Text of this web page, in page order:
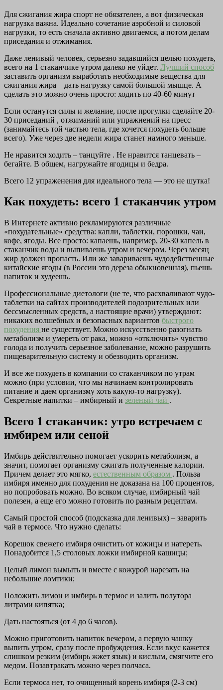
Для сжигания жира спорт не обязателен, а вот физическая
нагрузка важна. Идеально сочетание аэробной и силовой
нагрузки, то есть сначала активно двигаемся, а потом делам
приседания и отжимания.
Даже ленивый человек, серьезно задавшийся целью похудеть,
всего на 1 стаканчике утром далеко не уйдет. Лучший способ
заставить организм выработать необходимые вещества для
сжигания жира – дать нагрузку самой большой мышце. А
сделать это можно очень просто: ходить по 40-60 минут
Если останутся силы и желание, после прогулки сделайте 20-
30 приседаний , отжиманий или упражнений на пресс
(занимайтесь той частью тела, где хочется похудеть больше
всего). Уже через две недели жира станет намного меньше.
Не нравится ходить – танцуйте . Не нравится танцевать –
бегайте. В общем, нагружайте ягодицы и бедра.
Всего 12 упраженения для идеального тела — это не шутка!
Как похудеть: всего 1 стаканчик утром
В Интернете активно рекламируются различные
«похудательные» средства: капли, таблетки, порошки, чаи,
кофе, ягоды. Все просто: капаешь, например, 20-30 капель в
стаканчик воды и выпиваешь утром и вечером. Через месяц
жир должен пропасть. Или же завариваешь чудодейственные
китайские ягоды (в России это дереза обыкновенная), пьешь
напиток и худеешь.
Профессиональные диетологи (не те, что расхваливают чудо-
таблетки на сайтах производителей подозрительных или
бессмысленных средств, а настоящие врачи) утверждают:
никаких волшебных и безопасных вариантов быстрого
похудения не существует. Можно искусственно разогнать
метаболизм и умереть от рака, можно «отключить» чувство
голода и получить серьезное заболевание, можно разрушить
пищеварительную систему и обезводить организм.
И все же похудеть в компании со стаканчиком по утрам
можно (при условии, что мы начинаем контролировать
питание и даем организму хоть какую-то нагрузку).
Секретные напитки – имбирный и зеленый чай .
Всего 1 стаканчик: утро встречаем с
имбирем или сеной
Имбирь действительно помогает ускорить метаболизм, а
значит, помогает организму сжигать полученные калории.
Причем делает это мягко, естественным образом . Польза
имбиря именно для похудения не доказана на 100 процентов,
но попробовать можно. Во всяком случае, имбирный чай
полезен, а еще его можно готовить по разным рецептам.
Самый простой способ (подсказка для ленивых) – заварить
чай в термосе. Что нужно сделать:
Корешок свежего имбиря очистить от кожицы и натереть.
Понадобится 1,5 столовых ложки имбирной кашицы;
Целый лимон вымыть и вместе с кожурой нарезать на
небольшие ломтики;
Положить лимон и имбирь в термос и залить полутора
литрами кипятка;
Дать настояться (от 4 до 6 часов).
Можно приготовить напиток вечером, а первую чашку
выпить утром, сразу после пробуждения. Если вкус кажется
слишком резким (имбирь жжет язык) и кислым, смягчите его
медом. Позавтракать можно через полчаса.
Если термоса нет, то очищенный корень имбиря (2-3 см)